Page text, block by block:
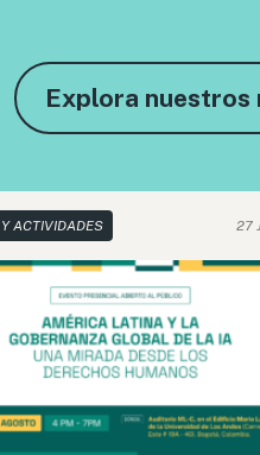
Explora nuestros
ACTIVIDADES 27